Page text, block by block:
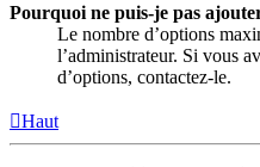
Pourquoi ne puis-je pas
Le nombre d’options
l’administrateur. Si vous
d’options, contactez-le.
Haut